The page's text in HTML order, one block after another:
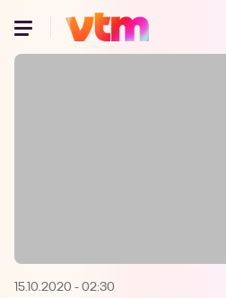
Oeps, browser
15.10.2020 - 02:30